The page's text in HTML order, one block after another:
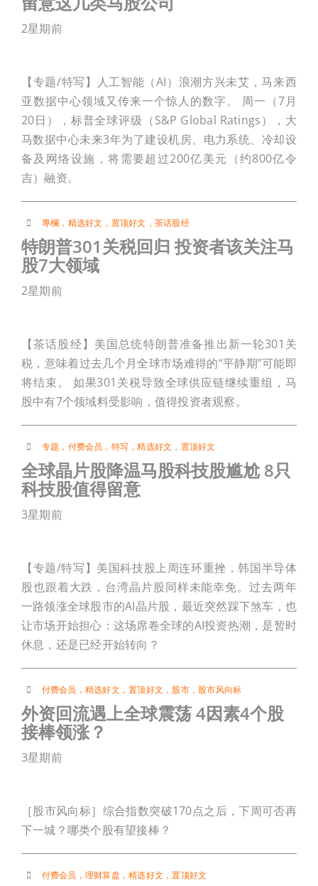
2星期前
【专题/特写】人工智能（AI）浪潮方兴未艾，马来西
亚数据中心领域又传来一个惊人的数字。 周一（7月
20日），标普全球评级（S&P Global Ratings），大
马数据中心未来3年为了建设机房、电力系统、冷却设
备及网络设施，将需要超过200亿美元（约800亿令
吉）融资。
專欄 ， 精选好文 ， 置顶好文 ， 茶话股经
特朗普301关税回归 投资者该关注马
股7大领域
2星期前
【茶话股经】美国总统特朗普准备推出新一轮301关
税，意味着过去几个月全球市场难得的“平静期”可能即
将结束。 如果301关税导致全球供应链继续重组，马
股中有7个领域料受影响，值得投资者观察。
专题 ， 付费会员 ， 特写 ，精选好文 ， 置顶好文
全球晶片股降温马股科技股尴尬 8只
科技股值得留意
3星期前
【专题/特写】美国科技股上周连环重挫，韩国半导体
股也跟着大跌，台湾晶片股同样未能幸免。过去两年
一路领涨全球股市的AI晶片股，最近突然踩下煞车，也
让市场开始担心：这场席卷全球的AI投资热潮，是暂时
休息，还是已经开始转向？
付费会员 ， 精选好文 ，置顶好文 ， 股市， 股市风向标
外资回流遇上全球震荡 4因素4个股
接棒领涨？
3星期前
［股市风向标］综合指数突破170点之后，下周可否再
下一城？哪类个股有望接棒？
付费会员 ， 理财算盘 ，精选好文 ，置顶好文